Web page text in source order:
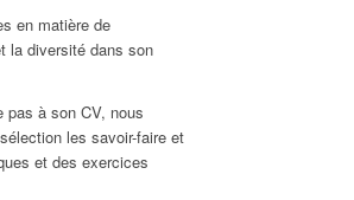
en matière de
la diversité dans son
pas à son CV, nous
les savoir-faire et
et des exercices